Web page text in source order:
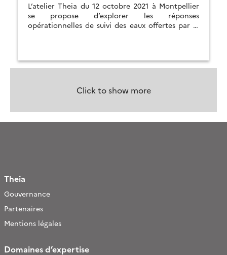
L’atelier Theia du 12 octobre 2021 à Montpellier
se propose d’explorer les réponses
opérationnelles de suivi des eaux offertes par la
Click to show more
Theia
Gouvernance
Partenaires
Mentions légales
Domaines d’expertise